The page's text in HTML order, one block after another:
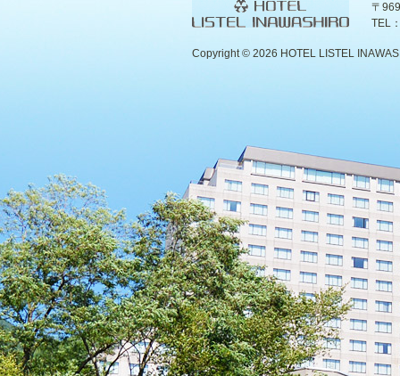
〒
TEL
Copyright © 2026 HOTEL LISTEL